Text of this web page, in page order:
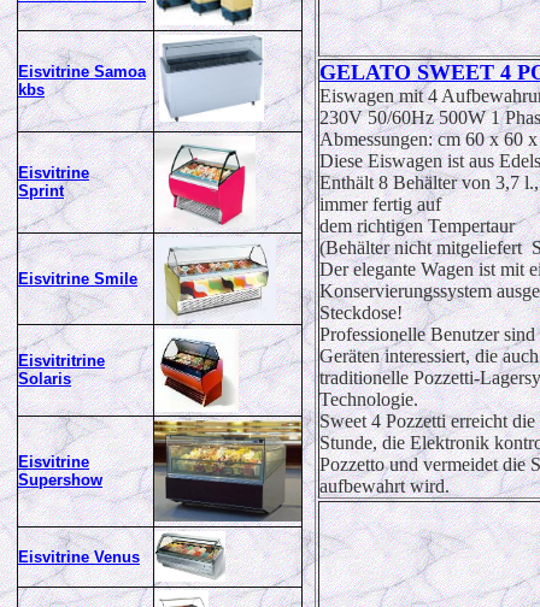
Eisvitrine Samoa
kbs
Eisvitrine
Sprint
Eisvitrine Smile
Eisvitritrine
Solaris
Eisvitrine
Supershow
Eisvitrine Venus
GELATO SWEET 4
Eiswagen mit 4
230V 50/60Hz 500W 1
Abmessungen: cm 60 x 60
Diese Eiswagen ist aus
Enthält 8 Behälter von 3,7
immer fertig auf
dem richtigen Tempertaur
(Behälter nicht mitgeliefert
Der elegante Wagen ist mit
Konservierungssystem
Steckdose!
Professionelle Benutzer
Geräten interessiert, die
traditionelle Pozzetti-
Technologie.
Sweet 4 Pozzetti erreicht
Stunde, die Elektronik
Pozzetto und vermeidet die
aufbewahrt wird.